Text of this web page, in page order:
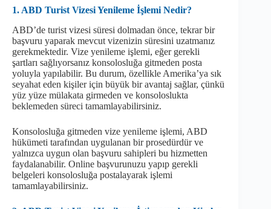
1. ABD Turist Vizesi Yenileme İşlemi Nedir?
ABD’de turist vizesi süresi dolmadan önce, tekrar bir
başvuru yaparak mevcut vizenizin süresini uzatmanız
gerekmektedir. Vize yenileme işlemi, eğer gerekli
şartları sağlıyorsanız konsolosluğa gitmeden posta
yoluyla yapılabilir. Bu durum, özellikle Amerika’ya sık
seyahat eden kişiler için büyük bir avantaj sağlar, çünkü
yüz yüze mülakata girmeden ve konsoloslukta
beklemeden süreci tamamlayabilirsiniz.
Konsolosluğa gitmeden vize yenileme işlemi, ABD
hükümeti tarafından uygulanan bir prosedürdür ve
yalnızca uygun olan başvuru sahipleri bu hizmetten
faydalanabilir. Online başvurunuzu yapıp gerekli
belgeleri konsolosluğa postalayarak işlemi
tamamlayabilirsiniz.